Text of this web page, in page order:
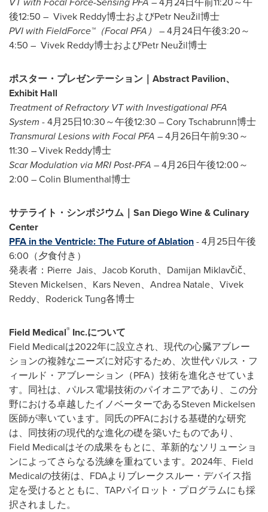
後12:50 – Vivek Reddy博士およびPetr Neužil博士
PVI with FieldForce™（Focal PFA ） – 4月24日午後3:20～
4:50 – Vivek Reddy博士およびPetr Neužil博士
ポスター・プレゼンテーション｜ Abstract Pavilion、
Exhibit Hall
Treatment of Refractory VT with Investigational PFA
System - 4月25日10:30～午後12:30 – Cory Tschabrunn博士
Transmural Lesions with Focal PFA – 4月26日午前9:30～
11:30 – Vivek Reddy博士
Scar Modulation via MRI Post-PFA – 4月26日午後12:00～
2:00 – Colin Blumenthal博士
サテライト・シンポジウム｜ San Diego Wine & Culinary
Center
PFA in the Ventricle:The Future of Ablation- 4月25日午後
6:00（夕食付き）
発表者：Pierre Jais、Jacob Koruth、Damijan Miklavčič、
Steven Mickelsen、Kars Neven、Andrea Natale、Vivek
Reddy、Roderick Tung各博士
Field Medical® Inc.について
Field Medicalは2022年に設立され、現代の心臓アブレー
ションの複雑なニーズに対応するため、次世代パルス・フ
ィールド・アブレーション（PFA）技術を進化させていま
す。同社は、パルス電場技術のパイオニアであり、この分
野における卓越したイノベーターであるSteven Mickelsen
医師が率いています。同氏のPFAにおける基礎的な研究
は、同技術の現代的な進化の礎を築いたものであり、
Field Medicalはその成果をもとに、革新的なソリューショ
ンによってさらなる洗練を重ねています。2024年、Field
Medicalの技術は、FDAよりブレークスルー・デバイス指
定を受けるとともに、TAPパイロット・プログラムにも採
択されました。